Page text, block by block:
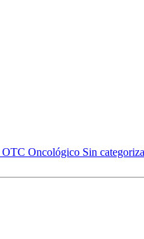
OTC Oncológico Sin